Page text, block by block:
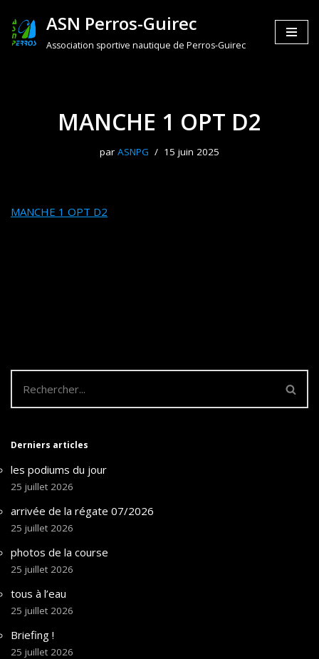
Aller
ASN Perros-Guirec
Association sportive nautique de Perros-Guirec
MANCHE 1 OPT D2
par ASNPG 15 juin 2025
MANCHE 1 OPT D2
Derniers articles
les podiums du jour
25 juillet 2026
arrivée de la régate 07/2026
25 juillet 2026
photos de la course
25 juillet 2026
tous à l’eau
25 juillet 2026
Briefing !
25 juillet 2026